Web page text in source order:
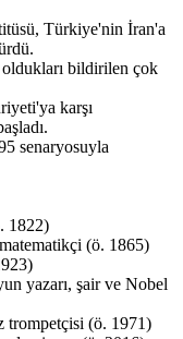
Türkiye'nin İran'a
bildirilen çok
karşı
senaryosuyla
1822)
(ö. 1865)
yazarı, şair ve Nobel
(ö. 1971)